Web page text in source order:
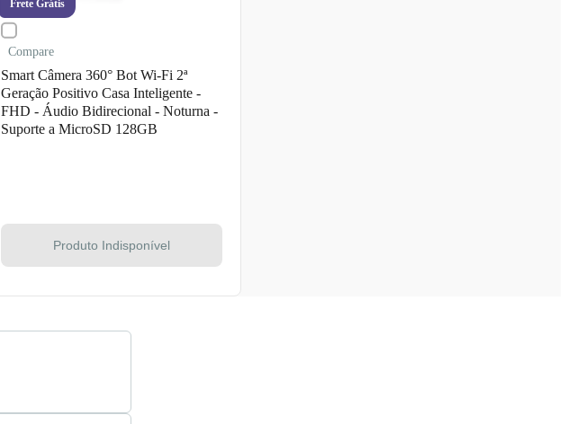
Frete Grátis
Compare
Smart Câmera 360° Bot Wi-Fi 2ª
Geração Positivo Casa Inteligente -
FHD - Áudio Bidirecional - Noturna -
Suporte a MicroSD 128GB
Produto Indisponível